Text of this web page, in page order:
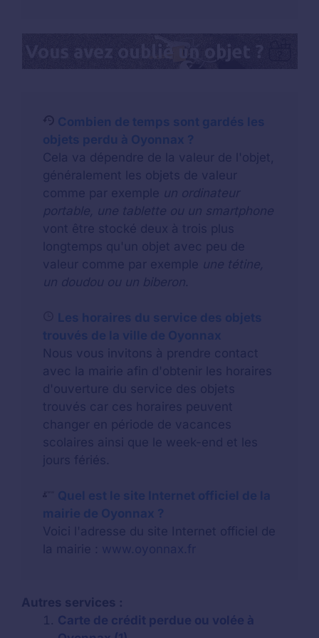
Combien de temps sont gardés les
objets perdu à Oyonnax ?
Cela va dépendre de la valeur de l'objet,
généralement les objets de valeur
comme par exemple un ordinateur
portable, une tablette ou un smartphone
vont être stocké deux à trois plus
longtemps qu'un objet avec peu de
valeur comme par exemple une tétine,
un doudou ou un biberon.
Les horaires du service des objets
trouvés de la ville de Oyonnax
Nous vous invitons à prendre contact
avec la mairie afin d'obtenir les horaires
d'ouverture du service des objets
trouvés car ces horaires peuvent
changer en période de vacances
scolaires ainsi que le week-end et les
jours fériés.
Quel est le site Internet officiel de la
mairie de Oyonnax ?
Voici l'adresse du site Internet officiel de
la mairie : www.oyonnax.fr
Autres services :
Carte de crédit perdue ou volée à